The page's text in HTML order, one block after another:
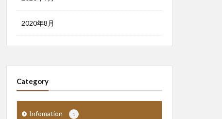
2020年8月
Category
Infomation 1